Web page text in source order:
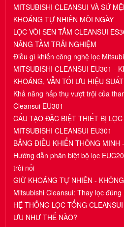
MITSUBISHI CLEANSUI VÀ SỨ
KHOÁNG TỰ NHIÊN MỖI NGÀY
LỌC VÒI SEN TẮM CLEANSUI
NÂNG TẦM TRẢI NGHIỆM
Điều gì khiến công nghệ lọc
MITSUBISHI CLEANSUI EU301 -
KHOÁNG, VẪN TỐI ƯU HIỆU SUẤT
Khả năng hấp thụ vượt trội của
Cleansui EU301
CẤU TẠO ĐẶC BIỆT THIẾT BỊ
MITSUBISHI CLEANSUI EU301
BẢNG ĐIỀU KHIỂN THÔNG MINH
Hướng dẫn phân biệt bộ lọc
trôi nổi
GIỮ KHOÁNG TỰ NHIÊN -
Mitsubishi Cleansui: Thay lọc
HỆ THỐNG LỌC TỔNG
ƯU NHƯ THẾ NÀO?